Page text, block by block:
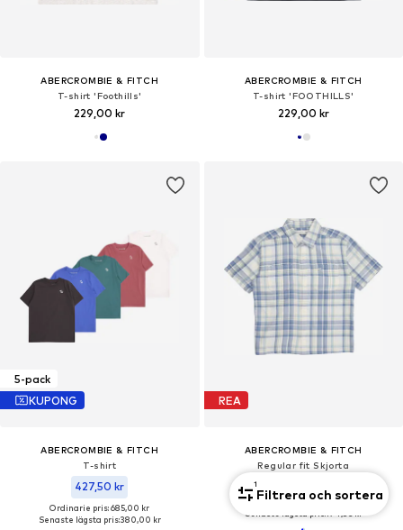
ABERCROMBIE & FITCH
T-shirt 'Foothills'
229,00 kr
ABERCROMBIE & FITCH
T-shirt 'FOOTHILLS'
229,00 kr
5-pack
KUPONG
ABERCROMBIE & FITCH
T-shirt
427,50 kr
Ordinarie pris: 685,00 kr
Senaste lägsta pris:380,00 kr
REA
ABERCROMBIE & FITCH
Regular fit Skjorta
Ordinarie pris: 455,00 kr
Senaste lägsta pris:174,85 kr
1
Filtrera och sortera